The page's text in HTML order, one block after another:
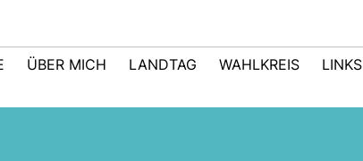
ÜBER MICH LANDTAG WAHLKREIS LINKS